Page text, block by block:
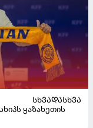
ᲡᲮᲕᲐᲓᲐᲡᲮᲕᲐ
ყაზახეთის